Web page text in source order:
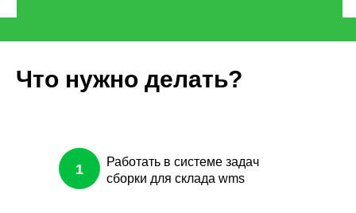
Что нужно делать?
Работать в системе задач
сборки для склада wms
1